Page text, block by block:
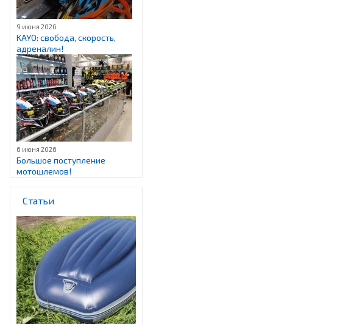
9 июня 2026
KAYO: свобода, скорость,
адреналин!
6 июня 2026
Большое поступление
мотошлемов!
Статьи